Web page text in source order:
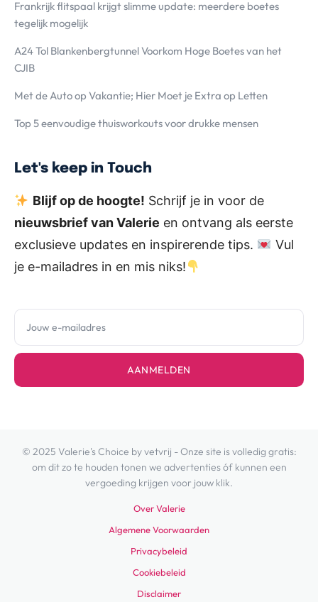
Frankrijk flitspaal krijgt slimme update: meerdere boetes
tegelijk mogelijk
A24 Tol Blankenbergtunnel Voorkom Hoge Boetes van het
CJIB
Met de Auto op Vakantie; Hier Moet je Extra op Letten
Top 5 eenvoudige thuisworkouts voor drukke mensen
Let's keep in Touch
Blijf op de hoogte! Schrijf je in voor de
nieuwsbrief van Valerie en ontvang als eerste
exclusieve updates en inspirerende tips.
Vul
je e-mailadres in en mis niks!
AANMELDEN
© 2025 Valerie's Choice by vetvrij - Onze site is volledig gratis:
om dit zo te houden tonen we advertenties óf kunnen een
vergoeding krijgen voor jouw klik.
Over Valerie
Algemene Voorwaarden
Privacybeleid
Cookiebeleid
Disclaimer